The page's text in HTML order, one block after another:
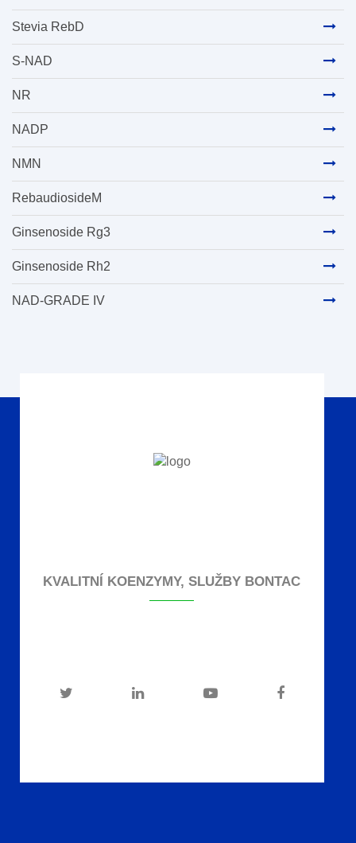
Stevia RebD
S-NAD
NR
NADP
NMN
RebaudiosideM
Ginsenoside Rg3
Ginsenoside Rh2
NAD-GRADE IV
KVALITNÍ KOENZYMY, SLUŽBY BONTAC